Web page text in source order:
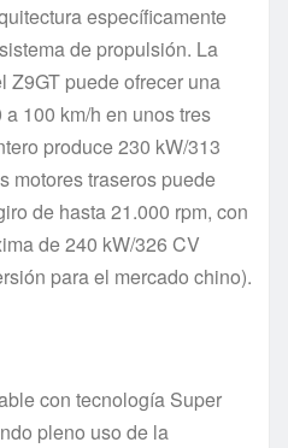
específicamente
de propulsión. La
Z9GT puede ofrecer una
100 km/h en unos tres
produce 230 kW/313
motores traseros puede
de hasta 21.000 rpm, con
de 240 kW/326 CV
para el mercado chino).
con tecnología Super
pleno uso de la